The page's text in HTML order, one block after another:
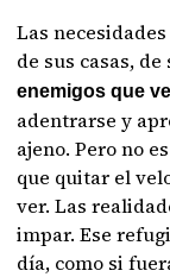
Las
de sus casas,
enemigos que
adentrarse y
ajeno. Pero no
que quitar el
ver. Las
impar. Ese
día, como si